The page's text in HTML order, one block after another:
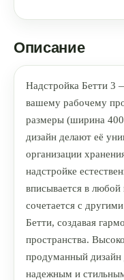
Описание
Надстройка Бетти 3
вашему рабочему
размеры (ширина
дизайн делают её
организации
надстройке
вписывается в любой
сочетается с
Бетти, создавая
пространства.
продуманный дизайн
надежным и